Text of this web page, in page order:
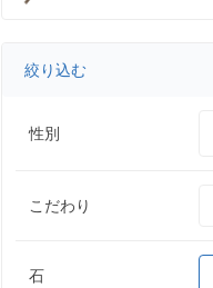
絞り込む
性別
こだわり
石